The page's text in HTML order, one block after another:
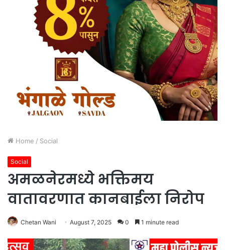
Home / Social
Social
अमळनेरमध्ये भक्तिमय
वातावरणात कानबाईला निरोप
Chetan Wani August 7, 2025 0 1 minute read